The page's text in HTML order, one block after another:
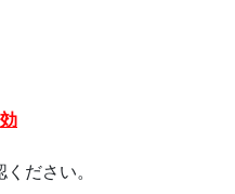
ださい。